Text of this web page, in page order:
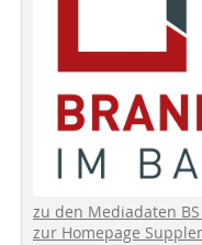
zu den Mediadaten BS
zur Homepage